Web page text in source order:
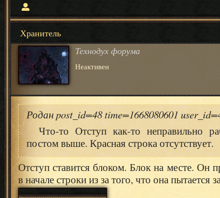
Хранитель
Технодух форума
Неактивен
Родан post_id=48 time=1668080601
Что-то Отступ как-то неправильно
постом выше. Красная строка отсутствует.
Отступ ставится блоком. Блок на месте. Он
в начале строки из за того, что она пытается